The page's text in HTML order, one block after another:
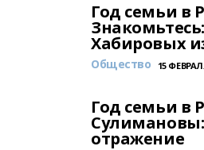
Год семьи в
Хабировых
Общество 15
Год семьи в
отражение